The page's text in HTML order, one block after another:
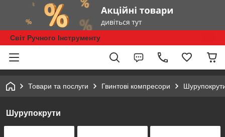
Світ Ручного Інструменту
Товари та послуги Гвинтові компресори
Шурупокрути